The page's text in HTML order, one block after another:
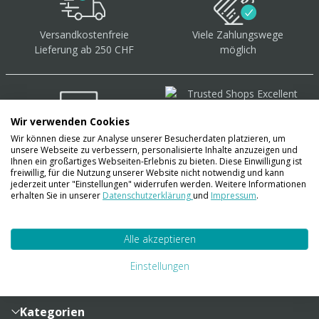
Versandkostenfreie
Lieferung ab 250 CHF
Viele Zahlungswege
möglich
Über 40.000 Artikel auf
Lager
Sendungsverfolgung
Zahlung und Versand
Lieferinformationen
Kategorien
Wir verwenden Cookies
Wir können diese zur Analyse unserer Besucherdaten platzieren, um
unsere Webseite zu verbessern, personalisierte Inhalte anzuzeigen und
Ihnen ein großartiges Webseiten-Erlebnis zu bieten. Diese Einwilligung ist
freiwillig, für die Nutzung unserer Website nicht notwendig und kann
jederzeit unter "Einstellungen" widerrufen werden. Weitere Informationen
erhalten Sie in unserer Datenschutzerklärungund Impressum.
Alle akzeptieren
Einstellungen